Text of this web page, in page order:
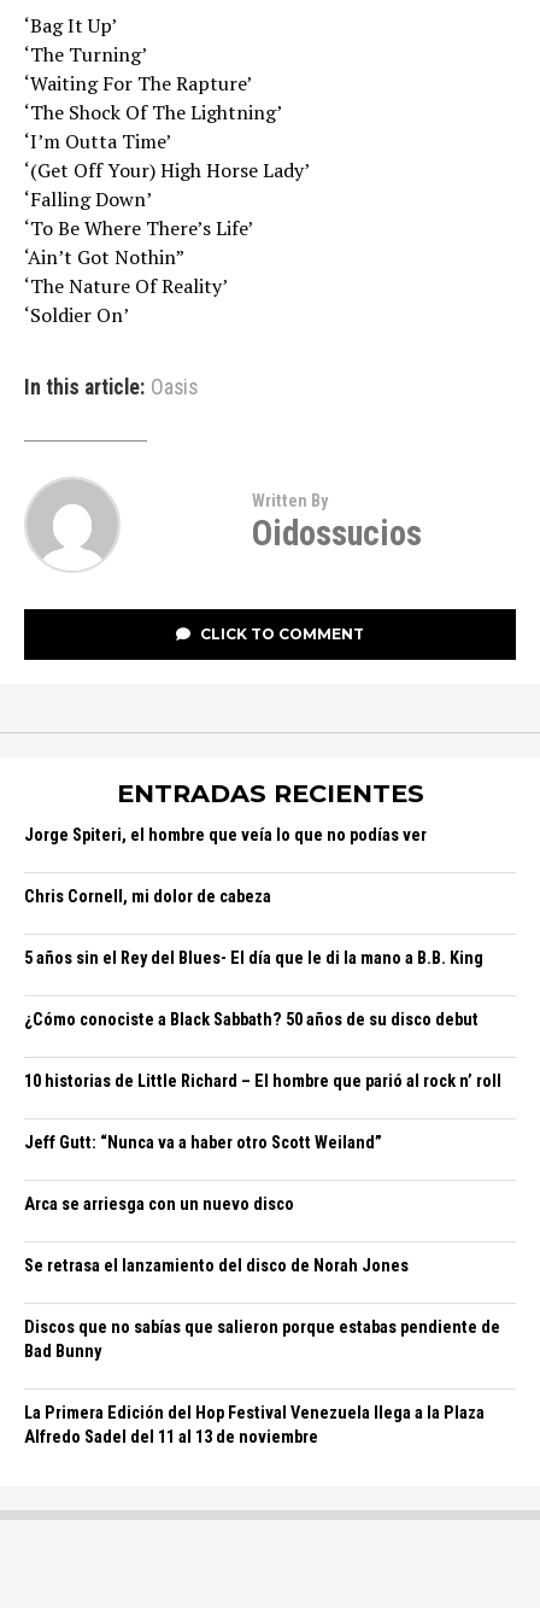
‘Bag It Up’
‘The Turning’
‘Waiting For The Rapture’
‘The Shock Of The Lightning’
‘I’m Outta Time’
‘(Get Off Your) High Horse Lady’
‘Falling Down’
‘To Be Where There’s Life’
‘Ain’t Got Nothin”
‘The Nature Of Reality’
‘Soldier On’
In this article: Oasis
Written By
Oidossucios
CLICK TO COMMENT
ENTRADAS RECIENTES
Jorge Spiteri, el hombre que veía lo que no podías ver
Chris Cornell, mi dolor de cabeza
5 años sin el Rey del Blues- El día que le di la mano a B.B. King
¿Cómo conociste a Black Sabbath? 50 años de su disco debut
10 historias de Little Richard – El hombre que parió al rock n’ roll
Jeff Gutt: “Nunca va a haber otro Scott Weiland”
Arca se arriesga con un nuevo disco
Se retrasa el lanzamiento del disco de Norah Jones
Discos que no sabías que salieron porque estabas pendiente de
Bad Bunny
La Primera Edición del Hop Festival Venezuela llega a la Plaza
Alfredo Sadel del 11 al 13 de noviembre